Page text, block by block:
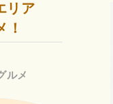
リア
！
ルメ